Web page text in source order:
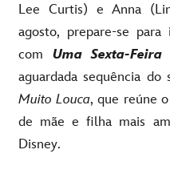
Lee Curtis) e Anna
agosto, prepare-se
com Uma Sexta-
aguardada sequência
Muito Louca, que reúne
de mãe e filha mais
Disney.